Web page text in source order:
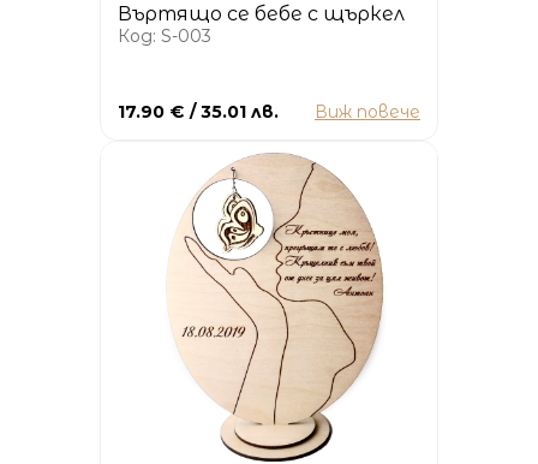
Въртящо се бебе с щъркел
Код: S-003
17.90 € / 35.01 лв. Виж повече